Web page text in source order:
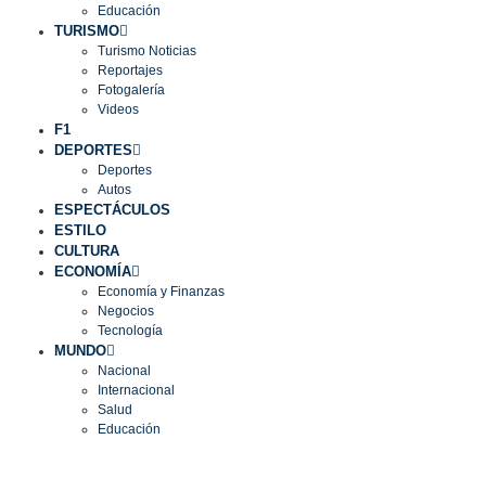
Educación
TURISMO
Turismo Noticias
Reportajes
Fotogalería
Videos
F1
DEPORTES
Deportes
Autos
ESPECTÁCULOS
ESTILO
CULTURA
ECONOMÍA
Economía y Finanzas
Negocios
Tecnología
MUNDO
Nacional
Internacional
Salud
Educación